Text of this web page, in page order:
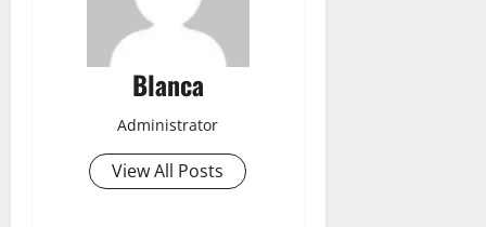
Blanca
Administrator
View All Posts